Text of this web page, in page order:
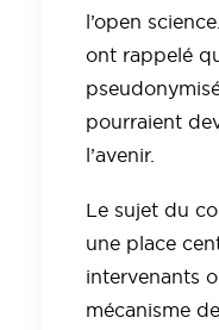
l’open
ont rappelé
pourraient
l’avenir.
Le sujet du
une place
intervenants
mécanisme